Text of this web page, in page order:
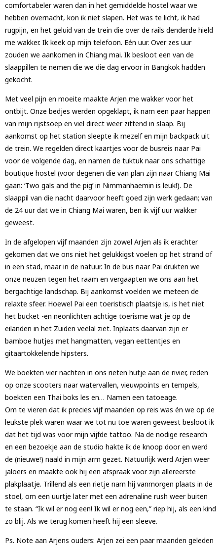
comfortabeler waren dan in het gemiddelde hostel waar we
hebben overnacht, kon ik niet slapen. Het was te licht, ik had
rugpijn, en het geluid van de trein die over de rails denderde hield
me wakker. Ik keek op mijn telefoon. Eén uur. Over zes uur
zouden we aankomen in Chiang mai. Ik besloot een van de
slaappillen te nemen die we die dag ervoor in Bangkok hadden
gekocht.
Met veel pijn en moeite maakte Arjen me wakker voor het
ontbijt. Onze bedjes werden opgeklapt, ik nam een paar happen
van mijn rijstsoep en viel direct weer zittend in slaap. Bij
aankomst op het station sleepte ik mezelf en mijn backpack uit
de trein. We regelden direct kaartjes voor de busreis naar Pai
voor de volgende dag, en namen de tuktuk naar ons schattige
boutique hostel (voor degenen die van plan zijn naar Chiang Mai
gaan: ‘Two gals and the pig’ in Nimmanhaemin is leuk!). De
slaappil van die nacht daarvoor heeft goed zijn werk gedaan; van
de 24 uur dat we in Chiang Mai waren, ben ik vijf uur wakker
geweest.
In de afgelopen vijf maanden zijn zowel Arjen als ik erachter
gekomen dat we ons niet het gelukkigst voelen op het strand of
in een stad, maar in de natuur. In de bus naar Pai drukten we
onze neuzen tegen het raam en vergaapten we ons aan het
bergachtige landschap. Bij aankomst voelden we meteen de
relaxte sfeer. Hoewel Pai een toeristisch plaatsje is, is het niet
het bucket -en neonlichten achtige toerisme wat je op de
eilanden in het Zuiden veelal ziet. Inplaats daarvan zijn er
bamboe hutjes met hangmatten, vegan eettentjes en
gitaartokkelende hipsters.
We boekten vier nachten in ons rieten hutje aan de rivier, reden
op onze scooters naar watervallen, vieuwpoints en tempels,
boekten een Thai boks les en… Namen een tatoeage.
Om te vieren dat ik precies vijf maanden op reis was én we op de
leukste plek waren waar we tot nu toe waren geweest besloot ik
dat het tijd was voor mijn vijfde tattoo. Na de nodige research
en een bezoekje aan de studio hakte ik de knoop door en werd
de (nieuwe!) naald in mijn arm gezet. Natuurlijk werd Arjen weer
jaloers en maakte ook hij een afspraak voor zijn allereerste
plakplaatje. Trillend als een rietje nam hij vanmorgen plaats in de
stoel, om een uurtje later met een adrenaline rush weer buiten
te staan. “Ik wil er nog een! Ik wil er nog een,” riep hij, als een kind
zo blij. Als we terug komen heeft hij een sleeve.
Ps. Note aan Arjens ouders: Arjen zei een paar maanden geleden